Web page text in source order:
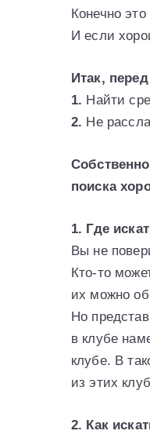
Конечно
И если
Итак,
1. Найти
2. Не
поиска
1. Где
Вы не
Кто-то
их можно
Но
в клубе
клубе. В
из этих
2. Как